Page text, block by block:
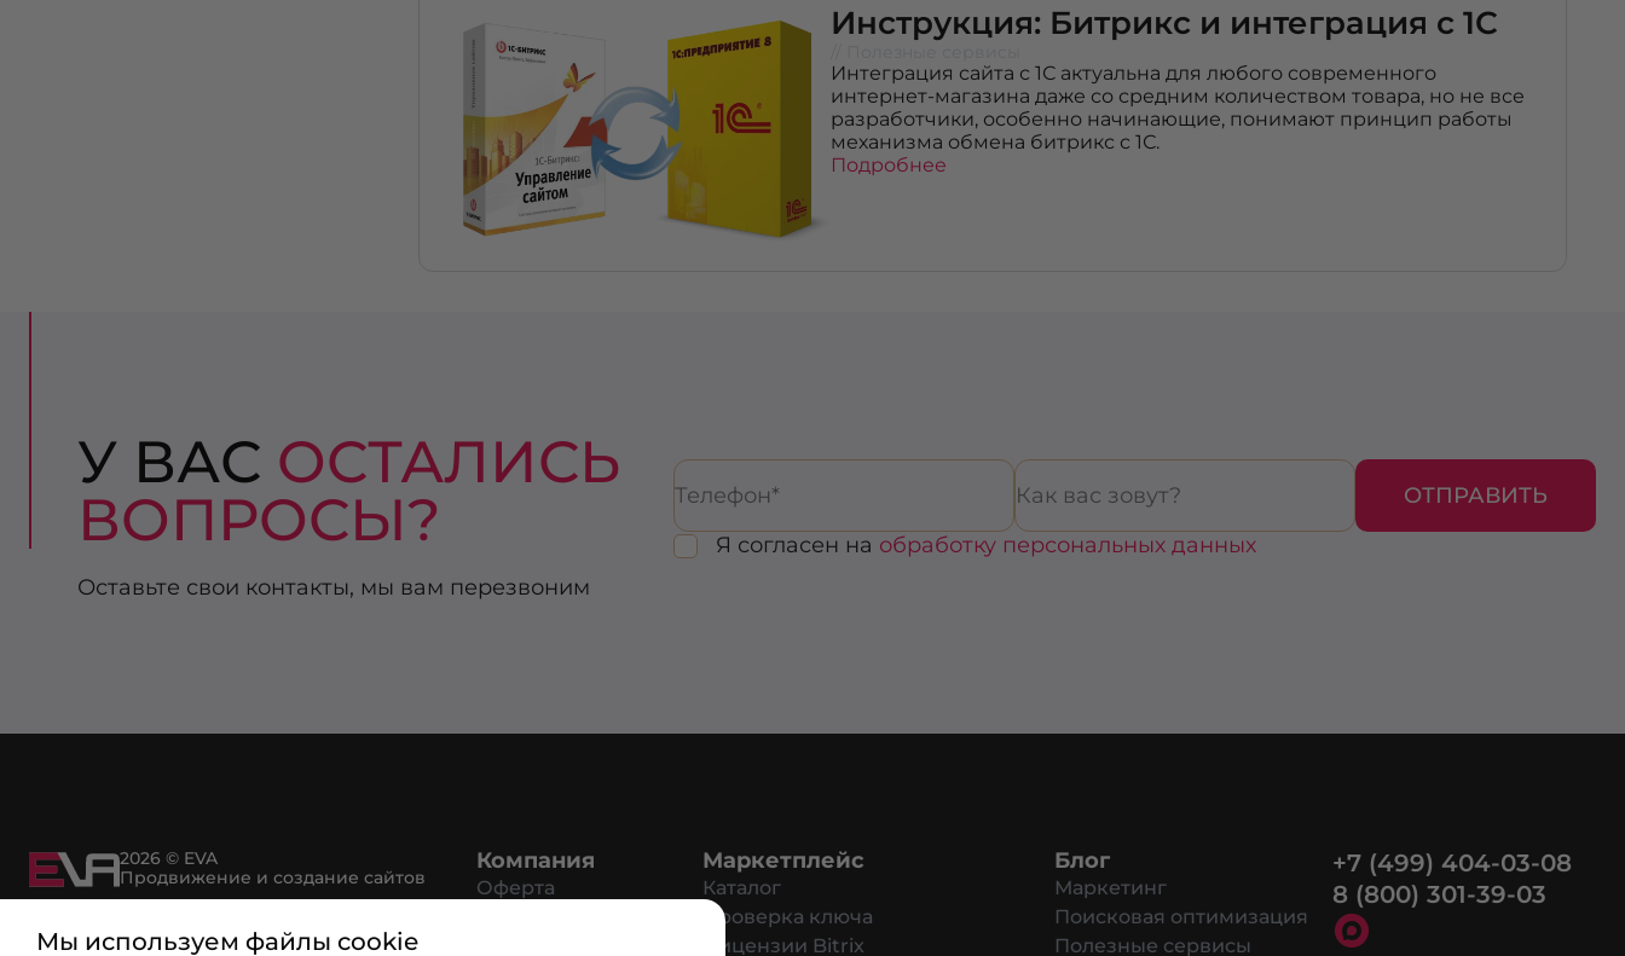
Инструкция: Битрикс и интеграция с 1С
Интеграция сайта с 1С актуальна для любого современного
интернет-магазина даже со средним количеством товара, но не все
разработчики, особенно начинающие, понимают принцип работы
механизма обмена битрикс с 1С.
Подробнее
У ВАС ОСТАЛИСЬ
ВОПРОСЫ?
Оставьте свои контакты, мы вам перезвоним
ОТПРАВИТЬ
Я согласен на обработку персональных данных
2026 © EVA
Продвижение и создание сайтов
Компания
Оферта
Маркетплейс
Каталог
Проверка ключа
Лицензии Bitrix
Блог
Маркетинг
Поисковая оптимизация
Полезные сервисы
+7 (499) 404-03-08
8 (800) 301-39-03
Мы используем файлы cookie
Настройки